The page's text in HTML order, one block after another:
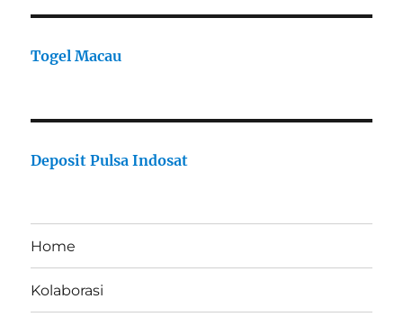
Togel Macau
Deposit Pulsa Indosat
Home
Kolaborasi